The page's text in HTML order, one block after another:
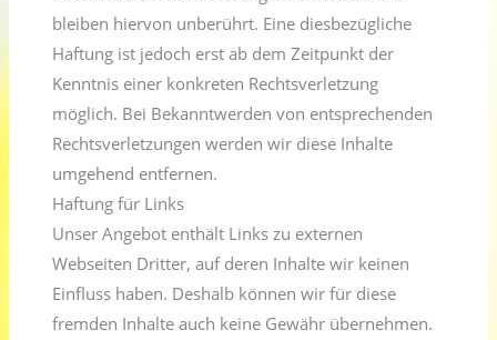
bleiben hiervon unberührt. Eine diesbezügliche
Haftung ist jedoch erst ab dem Zeitpunkt der
Kenntnis einer konkreten Rechtsverletzung
möglich. Bei Bekanntwerden von entsprechenden
Rechtsverletzungen werden wir diese Inhalte
umgehend entfernen.
Haftung für Links
Unser Angebot enthält Links zu externen
Webseiten Dritter, auf deren Inhalte wir keinen
Einfluss haben. Deshalb können wir für diese
fremden Inhalte auch keine Gewähr übernehmen.